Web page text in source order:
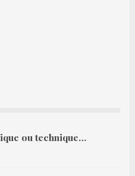
ou technique…